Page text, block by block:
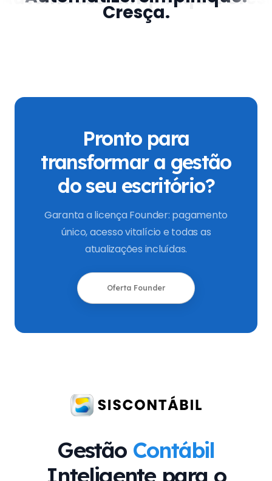
Cresça.
Pronto para
transformar a gestão
do seu escritório?
Garanta a licença Founder: pagamento
único, acesso vitalício e todas as
atualizações incluídas.
Oferta Founder
Gestão Contábil
Inteligente para o